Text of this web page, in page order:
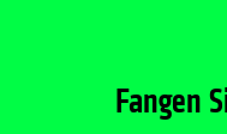
Fangen